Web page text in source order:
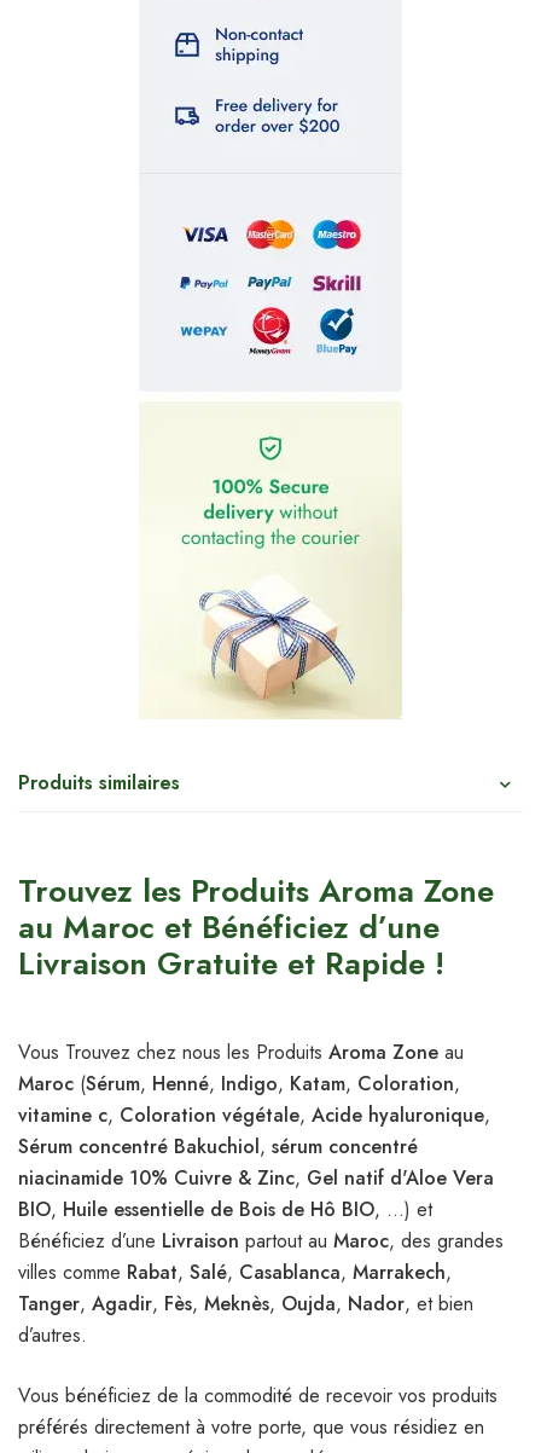
Produits similaires
Trouvez les Produits Aroma Zone
au Maroc et Bénéficiez d’une
Livraison Gratuite et Rapide !
Vous Trouvez chez nous les Produits Aroma Zone au
Maroc (Sérum, Henné, Indigo, Katam, Coloration,
vitamine c, Coloration végétale, Acide hyaluronique,
Sérum concentré Bakuchiol, sérum concentré
niacinamide 10% Cuivre & Zinc, Gel natif d'Aloe Vera
BIO, Huile essentielle de Bois de Hô BIO, …) et
Bénéficiez d’une Livraison partout au Maroc, des grandes
villes comme Rabat, Salé, Casablanca, Marrakech,
Tanger, Agadir, Fès, Meknès, Oujda, Nador, et bien
d’autres.
Vous bénéficiez de la commodité de recevoir vos produits
préférés directement à votre porte, que vous résidiez en